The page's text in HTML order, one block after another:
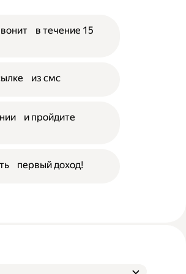
в течение 15
из смс
и пройдите
первый доход!